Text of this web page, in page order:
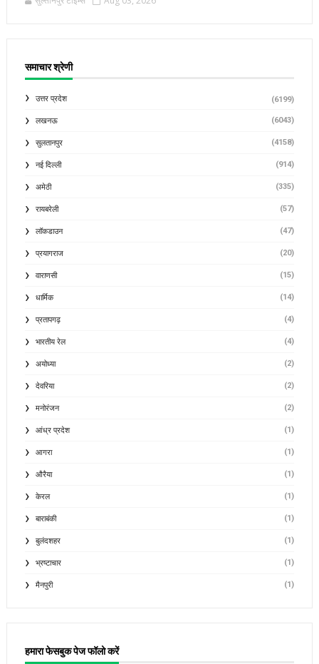
समाचार श्रेणी
उत्तर प्रदेश (6199)
लखनऊ (6043)
सुलतानपुर (4158)
नई दिल्ली (914)
अमेठी (335)
रायबरेली (57)
लॉकडाउन (47)
प्रयागराज (20)
वाराणसी (15)
धार्मिक (14)
प्रतापगढ़ (4)
भारतीय रेल (4)
अयोध्या (2)
देवरिया (2)
मनोरंजन (2)
आंध्र प्रदेश (1)
आगरा (1)
औरैया (1)
केरल (1)
बाराबंकी (1)
बुलंदशहर (1)
भ्रष्टाचार (1)
मैनपुरी (1)
हमारा फेसबुक पेज फॉलो करें